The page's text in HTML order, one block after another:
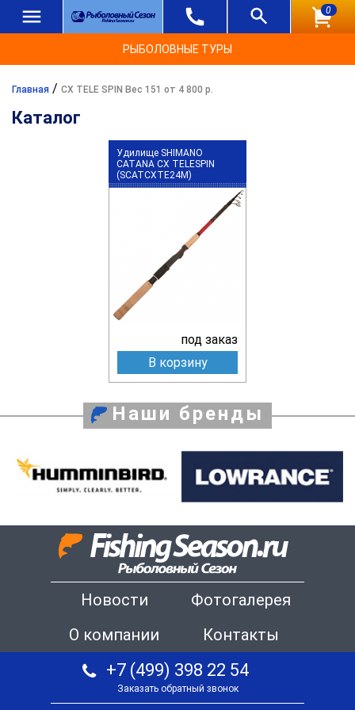
0
РЫБОЛОВНЫЕ ТУРЫ
Главная / CX TELE SPIN Вес 151 от 4 800 р.
Каталог
Удилище SHIMANO
CATANA CX TELESPIN
(SCATCXTE24M)
под заказ
В корзину
Наши бренды
Новости
Фотогалерея
О компании
Контакты
+7 (499) 398 22 54
Заказать обратный звонок